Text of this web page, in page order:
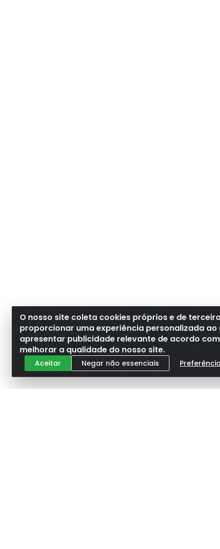
O nosso site coleta cookies próprios e de
proporcionar uma experiência personalizada ao
apresentar publicidade relevante de acordo
melhorar a qualidade do nosso site.
Aceitar Negar não essenciais